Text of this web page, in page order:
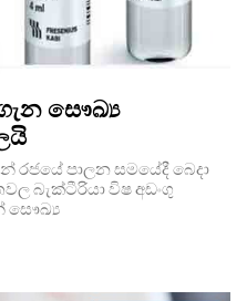
සෞඛ්‍ය
පාලන සමයේදී බෙදා
බැක්ටීරියා විෂ අඩංගු
සෞඛ්‍ය